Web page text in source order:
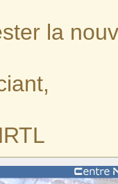
la